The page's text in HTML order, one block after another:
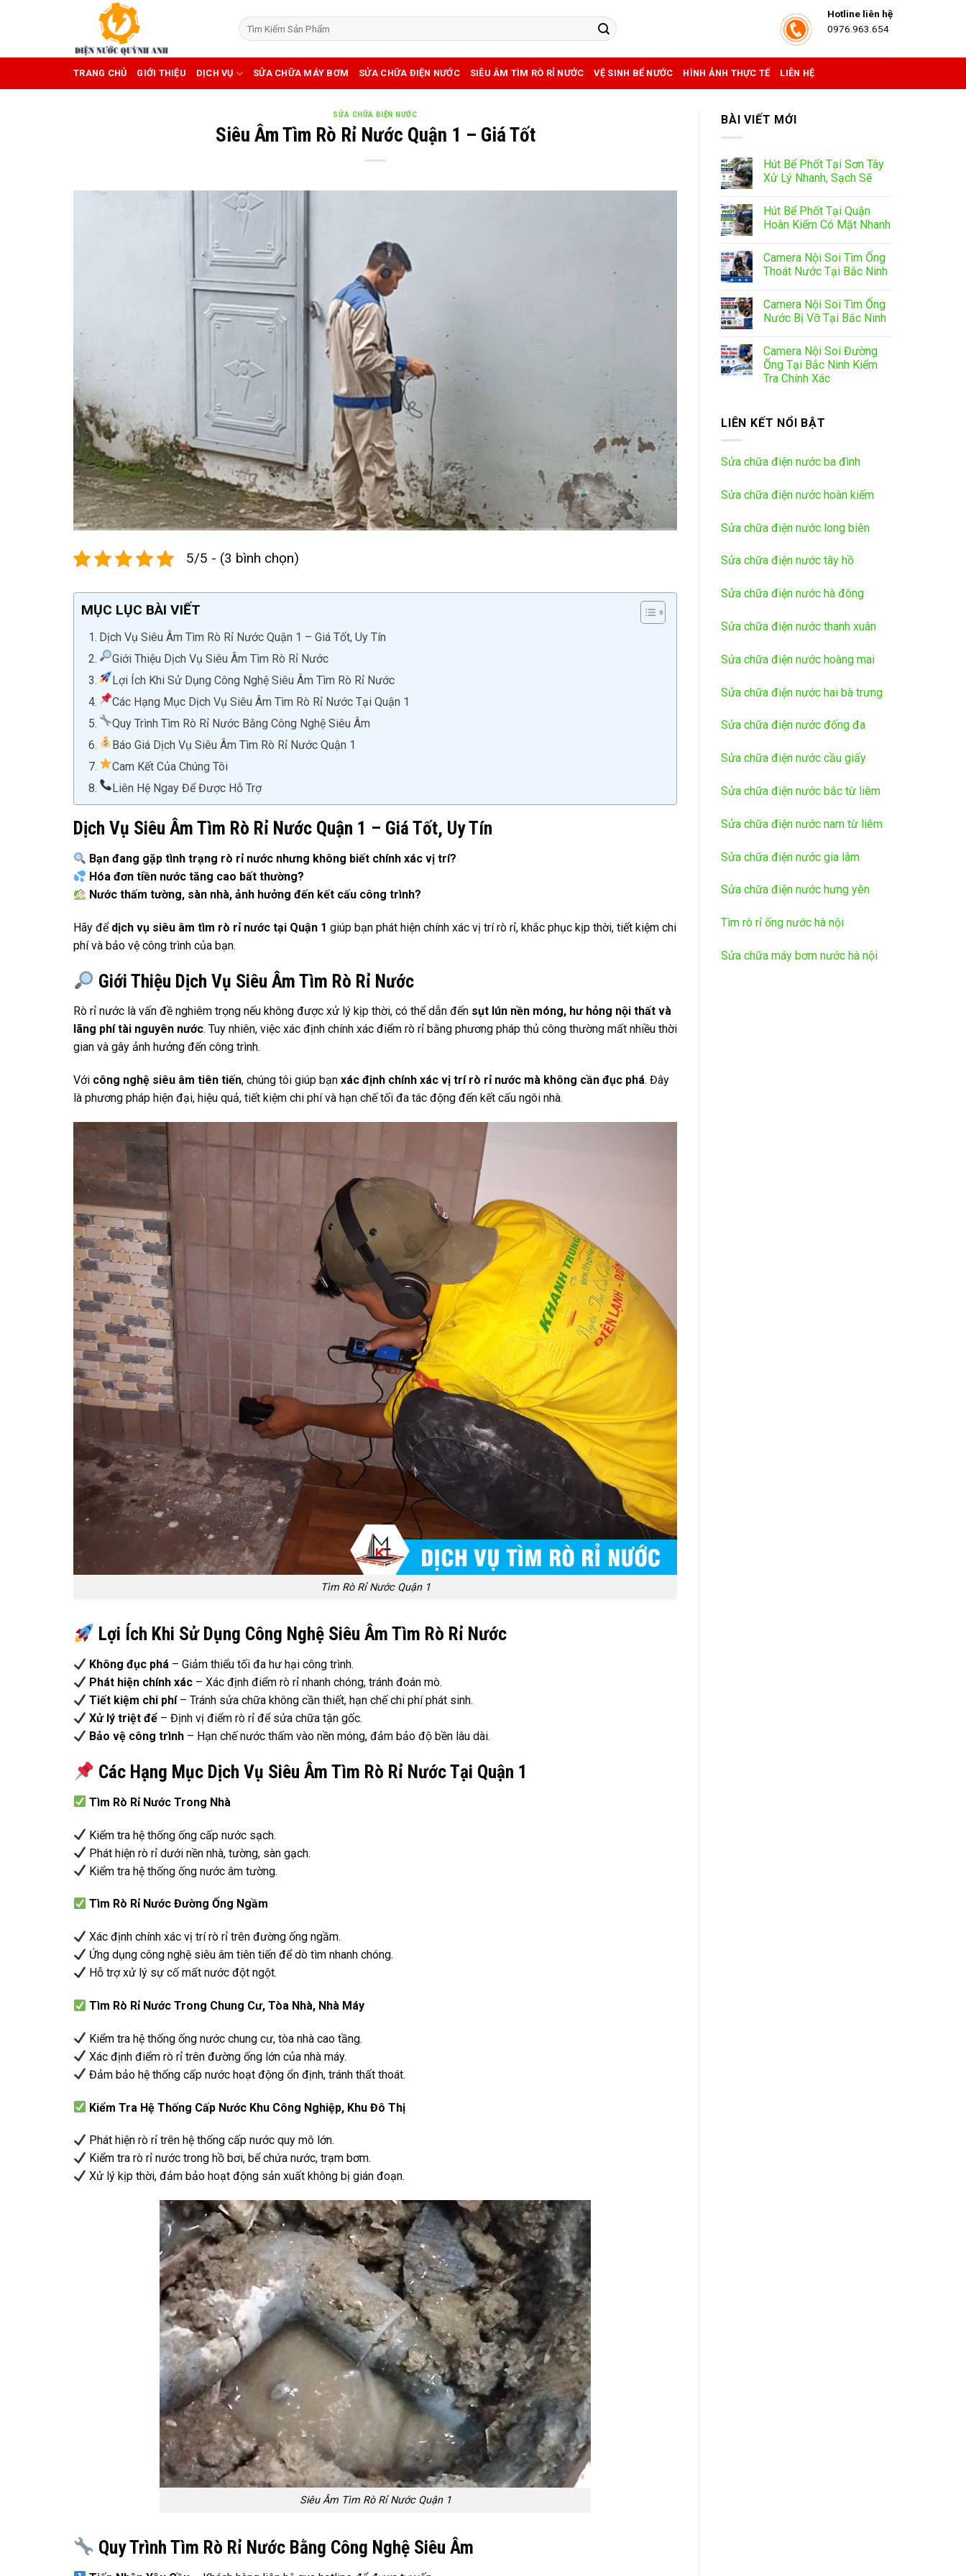
Hotline liên hệ
0976.963.654
TRANG CHỦ GIỚI THIỆU DỊCH VỤ SỬA CHỮA MÁY BƠM SỬA CHỮA ĐIỆN NƯỚC SIÊU ÂM TÌM RÒ RỈ NƯỚC VỆ SINH BỂ NƯỚC HÌNH ẢNH THỰC TẾ LIÊN HỆ
SỬA CHỮA ĐIỆN NƯỚC
Siêu Âm Tìm Rò Rỉ Nước Quận 1 – Giá Tốt
5/5 - (3 bình chọn)
MỤC LỤC BÀI VIẾT
Dịch Vụ Siêu Âm Tìm Rò Rỉ Nước Quận 1 – Giá Tốt, Uy Tín
Giới Thiệu Dịch Vụ Siêu Âm Tìm Rò Rỉ Nước
Lợi Ích Khi Sử Dụng Công Nghệ Siêu Âm Tìm Rò Rỉ Nước
Các Hạng Mục Dịch Vụ Siêu Âm Tìm Rò Rỉ Nước Tại Quận 1
Quy Trình Tìm Rò Rỉ Nước Bằng Công Nghệ Siêu Âm
Báo Giá Dịch Vụ Siêu Âm Tìm Rò Rỉ Nước Quận 1
Cam Kết Của Chúng Tôi
Liên Hệ Ngay Để Được Hỗ Trợ
Dịch Vụ Siêu Âm Tìm Rò Rỉ Nước Quận 1 – Giá Tốt, Uy Tín
Bạn đang gặp tình trạng rò rỉ nước nhưng không biết chính xác vị trí?
Hóa đơn tiền nước tăng cao bất thường?
Nước thấm tường, sàn nhà, ảnh hưởng đến kết cấu công trình?
Hãy để dịch vụ siêu âm tìm rò rỉ nước tại Quận 1 giúp bạn phát hiện chính xác vị trí rò rỉ, khắc phục kịp thời, tiết kiệm chi
phí và bảo vệ công trình của bạn.
Giới Thiệu Dịch Vụ Siêu Âm Tìm Rò Rỉ Nước
Rò rỉ nước là vấn đề nghiêm trọng nếu không được xử lý kịp thời, có thể dẫn đến sụt lún nền móng, hư hỏng nội thất và
lãng phí tài nguyên nước. Tuy nhiên, việc xác định chính xác điểm rò rỉ bằng phương pháp thủ công thường mất nhiều thời
gian và gây ảnh hưởng đến công trình.
Với công nghệ siêu âm tiên tiến, chúng tôi giúp bạn xác định chính xác vị trí rò rỉ nước mà không cần đục phá. Đây
là phương pháp hiện đại, hiệu quả, tiết kiệm chi phí và hạn chế tối đa tác động đến kết cấu ngôi nhà.
Tìm Rò Rỉ Nước Quận 1
Lợi Ích Khi Sử Dụng Công Nghệ Siêu Âm Tìm Rò Rỉ Nước
Không đục phá – Giảm thiểu tối đa hư hại công trình.
Phát hiện chính xác – Xác định điểm rò rỉ nhanh chóng, tránh đoán mò.
Tiết kiệm chi phí– Tránh sửa chữa không cần thiết, hạn chế chi phí phát sinh.
Xử lý triệt để – Định vị điểm rò rỉ để sửa chữa tận gốc.
Bảo vệ công trình – Hạn chế nước thấm vào nền móng, đảm bảo độ bền lâu dài.
Các Hạng Mục Dịch Vụ Siêu Âm Tìm Rò Rỉ Nước Tại Quận 1
Tìm Rò Rỉ Nước Trong Nhà
Kiểm tra hệ thống ống cấp nước sạch.
Phát hiện rò rỉ dưới nền nhà, tường, sàn gạch.
Kiểm tra hệ thống ống nước âm tường.
Tìm Rò Rỉ Nước Đường Ống Ngầm
Xác định chính xác vị trí rò rỉ trên đường ống ngầm.
Ứng dụng công nghệ siêu âm tiên tiến để dò tìm nhanh chóng.
Hỗ trợ xử lý sự cố mất nước đột ngột.
Tìm Rò Rỉ Nước Trong Chung Cư, Tòa Nhà, Nhà Máy
Kiểm tra hệ thống ống nước chung cư, tòa nhà cao tầng.
Xác định điểm rò rỉ trên đường ống lớn của nhà máy.
Đảm bảo hệ thống cấp nước hoạt động ổn định, tránh thất thoát.
Kiểm Tra Hệ Thống Cấp Nước Khu Công Nghiệp, Khu Đô Thị
Phát hiện rò rỉ trên hệ thống cấp nước quy mô lớn.
Kiểm tra rò rỉ nước trong hồ bơi, bể chứa nước, trạm bơm.
Xử lý kịp thời, đảm bảo hoạt động sản xuất không bị gián đoạn.
Siêu Âm Tìm Rò Rỉ Nước Quận 1
Quy Trình Tìm Rò Rỉ Nước Bằng Công Nghệ Siêu Âm
BÀI VIẾT MỚI
Hút Bể Phốt Tại Sơn Tây
Xử Lý Nhanh, Sạch Sẽ
Hút Bể Phốt Tại Quận
Hoàn Kiếm Có Mặt Nhanh
Camera Nội Soi Tìm Ống
Thoát Nước Tại Bắc Ninh
Camera Nội Soi Tìm Ống
Nước Bị Vỡ Tại Bắc Ninh
Camera Nội Soi Đường
Ống Tại Bắc Ninh Kiểm
Tra Chính Xác
LIÊN KẾT NỔI BẬT
Sửa chữa điện nước ba đình
Sửa chữa điện nước hoàn kiếm
Sửa chữa điện nước long biên
Sửa chữa điện nước tây hồ
Sửa chữa điện nước hà đông
Sửa chữa điện nước thanh xuân
Sửa chữa điện nước hoàng mai
Sửa chữa điện nước hai bà trưng
Sửa chữa điện nước đống đa
Sửa chữa điện nước cầu giấy
Sửa chữa điện nước bắc từ liêm
Sửa chữa điện nước nam từ liêm
Sửa chữa điện nước gia lâm
Sửa chữa điện nước hưng yên
Tìm rò rỉ ống nước hà nội
Sửa chữa máy bơm nước hà nội